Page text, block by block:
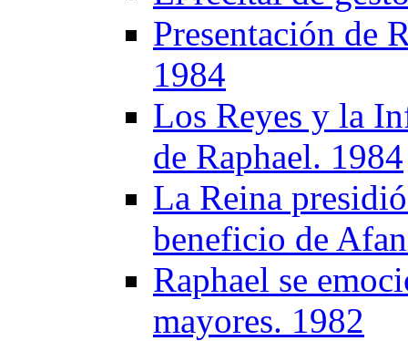
Presentación de
1984
Los Reyes y la
de Raphael. 1984
La Reina
beneficio de
Raphael se
mayores. 1982